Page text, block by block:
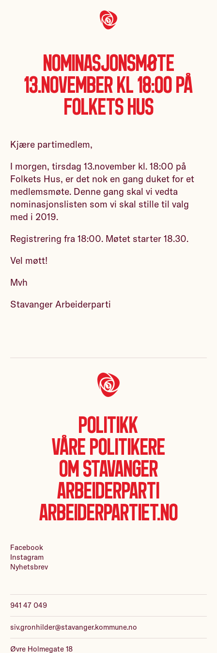
Nominasjonsmøte
13.november kl 18:00 på
Folkets Hus
Kjære partimedlem,
I morgen, tirsdag 13.november kl. 18:00 på
Folkets Hus, er det nok en gang duket for et
medlemsmøte. Denne gang skal vi vedta
nominasjonslisten som vi skal stille til valg
med i 2019.
Registrering fra 18:00. Møtet starter 18.30.
Vel møtt!
Mvh
Stavanger Arbeiderparti
Politikk
Våre politikere
Om Stavanger
Arbeiderparti
Arbeiderpartiet.no
941 47 049
siv.gronhilder@stavanger.kommune.no
Øvre Holmegate 18
Facebook
Instagram
Nyhetsbrev